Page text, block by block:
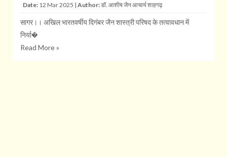
Date: 12 Mar 2025 | Author:डॉ. आशीष जैन आचार्य शाहगढ़
सागर।। अखिल भारतवर्षीय दिगंबर जैन शास्त्री परिषद के तत्वावधान में
निर्या�
Read More »